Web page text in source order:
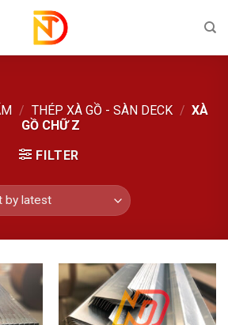
/ THÉP XÀ GỒ - SÀN DECK / XÀ
GỒ CHỮ Z
FILTER